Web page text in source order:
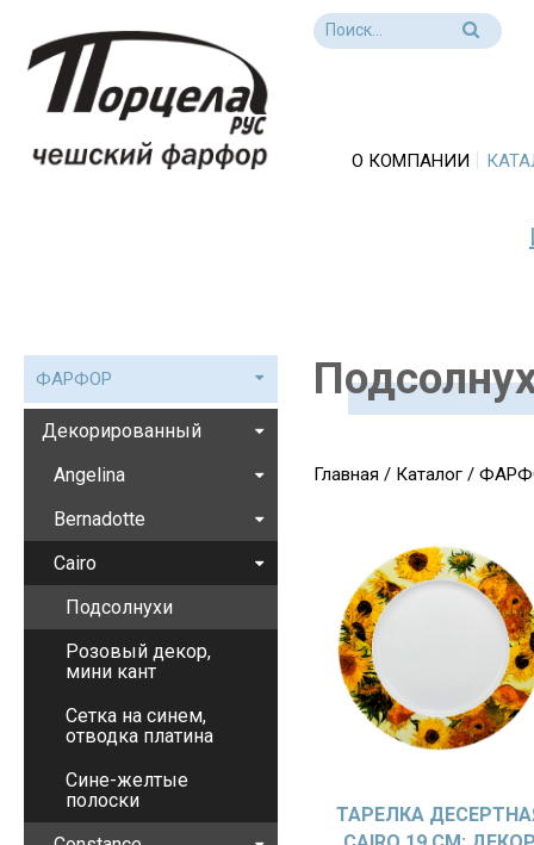
О КОМПАНИИ
Главная / Каталог/
ТАРЕЛКА
ФАРФОР
Декорированный
Angelina
Bernadotte
Cairo
Подсолнухи
Розовый декор,
мини кант
Сетка на синем,
отводка платина
Сине-желтые
полоски